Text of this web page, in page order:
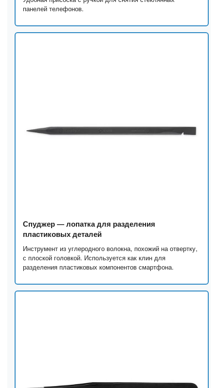
панелей телефонов.
Спуджер — лопатка для разделения
пластиковых деталей
Инструмент из углеродного волокна, похожий на отвертку,
с плоской головкой. Используется как клин для
разделения пластиковых компонентов смартфона.